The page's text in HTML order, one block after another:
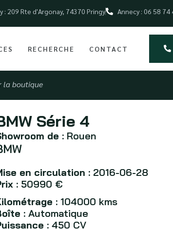
: 209 Rte d'Argonay, 74370 Pringy Annecy : 06 58 74
RECHERCHE CONTACT
la boutique
Série 4
de : Rouen
en circulation : 2016-06-28
: 50990 €
: 104000 kms
: Automatique
: 450 CV